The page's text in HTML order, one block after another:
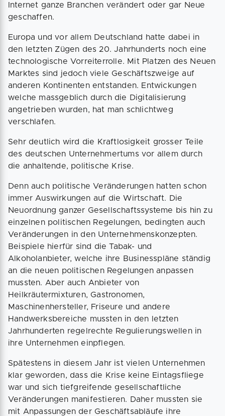
Internet ganze Branchen verändert oder gar Neue
geschaffen.
Europa und vor allem Deutschland hatte dabei in
den letzten Zügen des 20. Jahrhunderts noch eine
technologische Vorreiterrolle. Mit Platzen des Neuen
Marktes sind jedoch viele Geschäftszweige auf
anderen Kontinenten entstanden. Entwickungen
welche massgeblich durch die Digitalisierung
angetrieben wurden, hat man schlichtweg
verschlafen.
Sehr deutlich wird die Kraftlosigkeit grosser Teile
des deutschen Unternehmertums vor allem durch
die anhaltende, politische Krise.
Denn auch politische Veränderungen hatten schon
immer Auswirkungen auf die Wirtschaft. Die
Neuordnung ganzer Gesellschaftssysteme bis hin zu
einzelnen politischen Regelungen, bedingten auch
Veränderungen in den Unternehmenskonzepten.
Beispiele hierfür sind die Tabak- und
Alkoholanbieter, welche ihre Businesspläne ständig
an die neuen politischen Regelungen anpassen
mussten. Aber auch Anbieter von
Heilkräutermixturen, Gastronomen,
Maschinenhersteller, Friseure und andere
Handwerksbereiche mussten in den letzten
Jahrhunderten regelrechte Regulierungswellen in
ihre Unternehmen einpflegen.
Spätestens in diesem Jahr ist vielen Unternehmen
klar geworden, dass die Krise keine Eintagsfliege
war und sich tiefgreifende gesellschaftliche
Veränderungen manifestieren. Daher mussten sie
mit Anpassungen der Geschäftsabläufe ihre